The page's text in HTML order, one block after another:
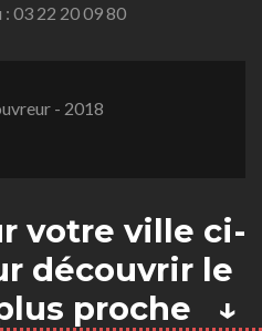
: 03 22 20 09 80
- 2018
votre ville ci-
découvrir le
proche ↓